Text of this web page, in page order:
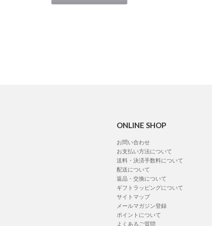
ONLINE SHOP
お問い合わせ
お支払い方法について
送料・決済手数料について
配送について
返品・交換について
ギフトラッピングについて
サイトマップ
メールマガジン登録
ポイントについて
よくあるご質問